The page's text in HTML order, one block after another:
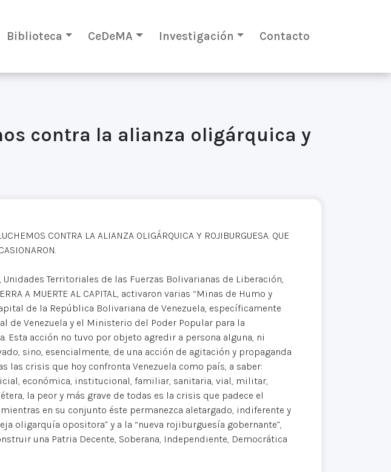
Biblioteca CeDeMA Investigación Contacto
contra la alianza oligárquica y
CONTRA LA ALIANZA OLIGÁRQUICA Y ROJIBURGUESA. QUE
Unidades Territoriales de las Fuerzas Bolivarianas de Liberación,
A MUERTE AL CAPITAL, activaron varias “Minas de Humo y
de la República Bolivariana de Venezuela, específicamente
de Venezuela y el Ministerio del Poder Popular para la
Esta acción no tuvo por objeto agredir a persona alguna, ni
sino, esencialmente, de una acción de agitación y propaganda
las crisis que hoy confronta Venezuela como país, a saber:
económica, institucional, familiar, sanitaria, vial, militar,
la peor y más grave de todas es la crisis que padece el
en su conjunto éste permanezca aletargado, indiferente y
oligarquía opositora” y a la “nueva rojiburguesía gobernante”,
una Patria Decente, Soberana, Independiente, Democrática